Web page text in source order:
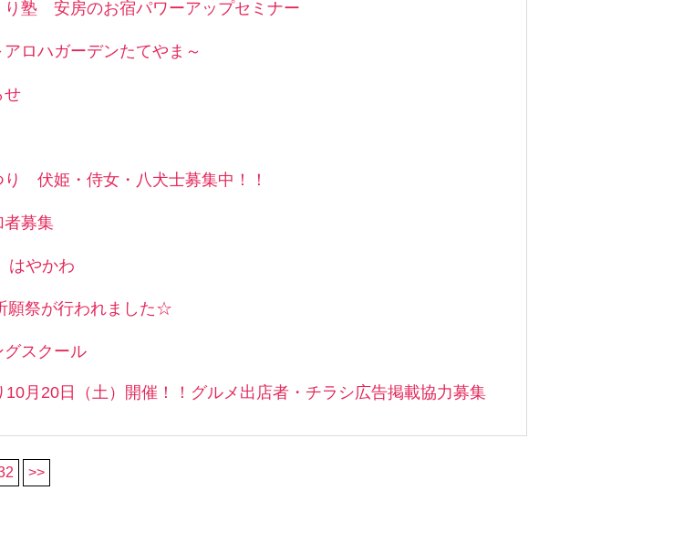
り塾 安房のお宿パワーアップセミナー
ロハガーデンたてやま～
せ
伏姫・侍女・八犬士募集中！！
者募集
はやかわ
願祭が行われました☆
グスクール
月20日（土）開催！！グルメ出店者・チラシ広告掲載協力募集
>>